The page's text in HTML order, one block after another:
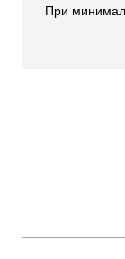
При